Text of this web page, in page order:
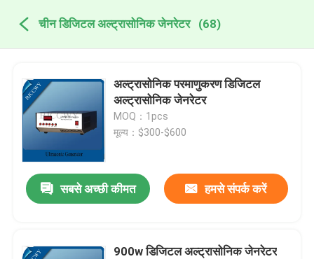
चीन डिजिटल अल्ट्रासोनिक जेनरेटर (68)
अल्ट्रासोनिक परमाणुकरण डिजिटल
अल्ट्रासोनिक जेनरेटर
MOQ：1pcs
मूल्य：$300-$600
सबसे अच्छी कीमत हमसे संपर्क करें
900w डिजिटल अल्ट्रासोनिक जेनरेटर